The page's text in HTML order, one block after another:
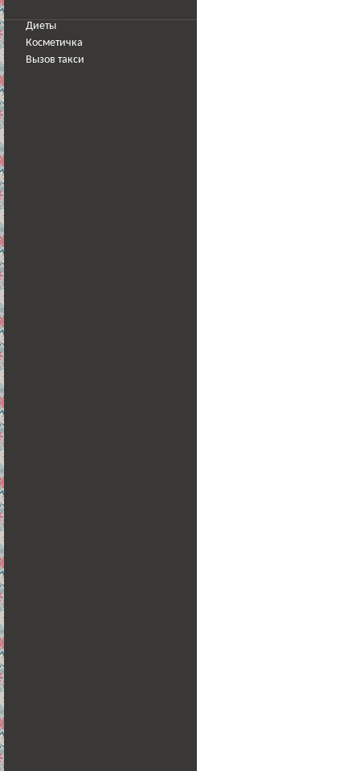
Диеты
Косметичка
Вызов такси